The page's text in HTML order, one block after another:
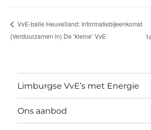
VvE-balie Heuvelland: Informatiebijeenkomst
(Verduurzamen in) De ‘kleine’ VvE
Limburgse VvE’s met Energie
Ons aanbod